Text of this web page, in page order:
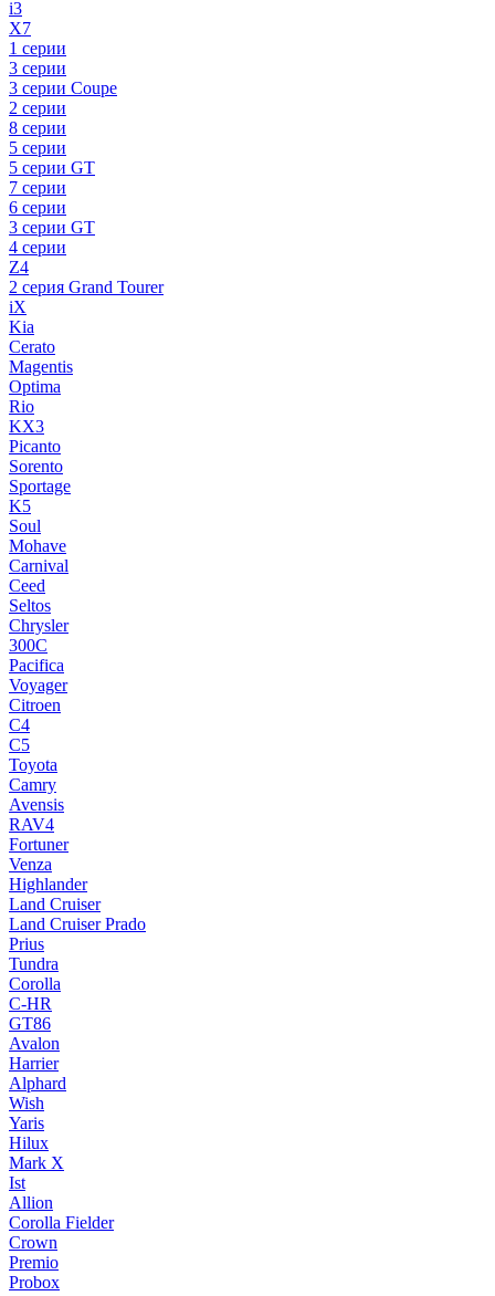
i3
X7
1 серии
3 серии
3 серии Coupe
2 серии
8 серии
5 серии
5 серии GT
7 серии
6 серии
3 серии GT
4 серии
Z4
2 серия Grand Tourer
iX
Kia
Cerato
Magentis
Optima
Rio
KX3
Picanto
Sorento
Sportage
K5
Soul
Mohave
Carnival
Ceed
Seltos
Chrysler
300C
Pacifica
Voyager
Citroen
C4
C5
Toyota
Camry
Avensis
RAV4
Fortuner
Venza
Highlander
Land Cruiser
Land Cruiser Prado
Prius
Tundra
Corolla
C-HR
GT86
Avalon
Harrier
Alphard
Wish
Yaris
Hilux
Mark X
Ist
Allion
Corolla Fielder
Crown
Premio
Probox